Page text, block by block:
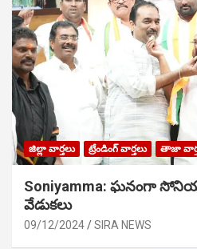
జిల్లా వార్తలు ట్రేండింగ్ వార్తలు తాజా
Soniyamma: ఘ‌నంగా
వేడుక‌లు
09/12/2024 SIRA NEWS